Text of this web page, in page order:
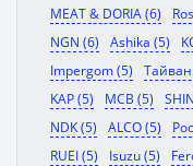
MEAT & DORIA (6)
NGN (6)
Ashika (5)
Impergom (5)
KAP (5)
MCB (5)
NDK (5)
ALCO (5)
RUEI (5)
Isuzu (5)